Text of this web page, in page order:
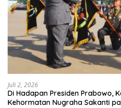
Juli 2, 2026
Di Hadapan Presiden Prabowo,
Kehormatan Nugraha Sakanti